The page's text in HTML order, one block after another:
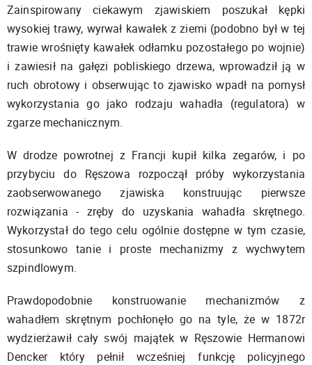
Zainspirowany ciekawym zjawiskiem poszukał kępki
wysokiej trawy, wyrwał kawałek z ziemi (podobno był w tej
trawie wrośnięty kawałek odłamku pozostałego po wojnie)
i zawiesił na gałęzi pobliskiego drzewa, wprowadził ją w
ruch obrotowy i obserwując to zjawisko wpadł na pomysł
wykorzystania go jako rodzaju wahadła (regulatora) w
zgarze mechanicznym.
W drodze powrotnej z Francji kupił kilka zegarów, i po
przybyciu do Ręszowa rozpoczął próby wykorzystania
zaobserwowanego zjawiska konstruując pierwsze
rozwiązania - zręby do uzyskania wahadła skrętnego.
Wykorzystał do tego celu ogólnie dostępne w tym czasie,
stosunkowo tanie i proste mechanizmy z wychwytem
szpindlowym.
Prawdopodobnie konstruowanie mechanizmów z
wahadłem skrętnym pochłonęło go na tyle, że w 1872r
wydzierżawił cały swój majątek w Ręszowie Hermanowi
Dencker który pełnił wcześniej funkcję policyjnego